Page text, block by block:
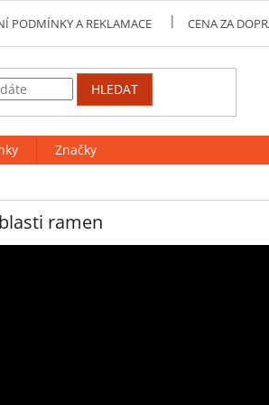
PODMÍNKY A REKLAMACE CENA ZA
HLEDAT
Značky
ramen